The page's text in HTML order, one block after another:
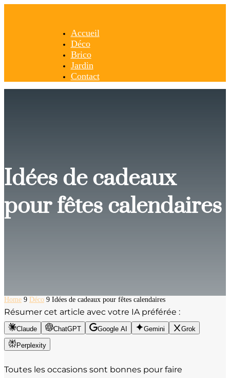
Accueil
Déco
Brico
Jardin
Contact
Idées de cadeaux
pour fêtes calendaires
Home 9 Déco 9 Idées de cadeaux pour fêtes calendaires
Résumer cet article avec votre IA préférée :
Claude ChatGPT Google AI Gemini Grok
Perplexity
Toutes les occasions sont bonnes pour faire